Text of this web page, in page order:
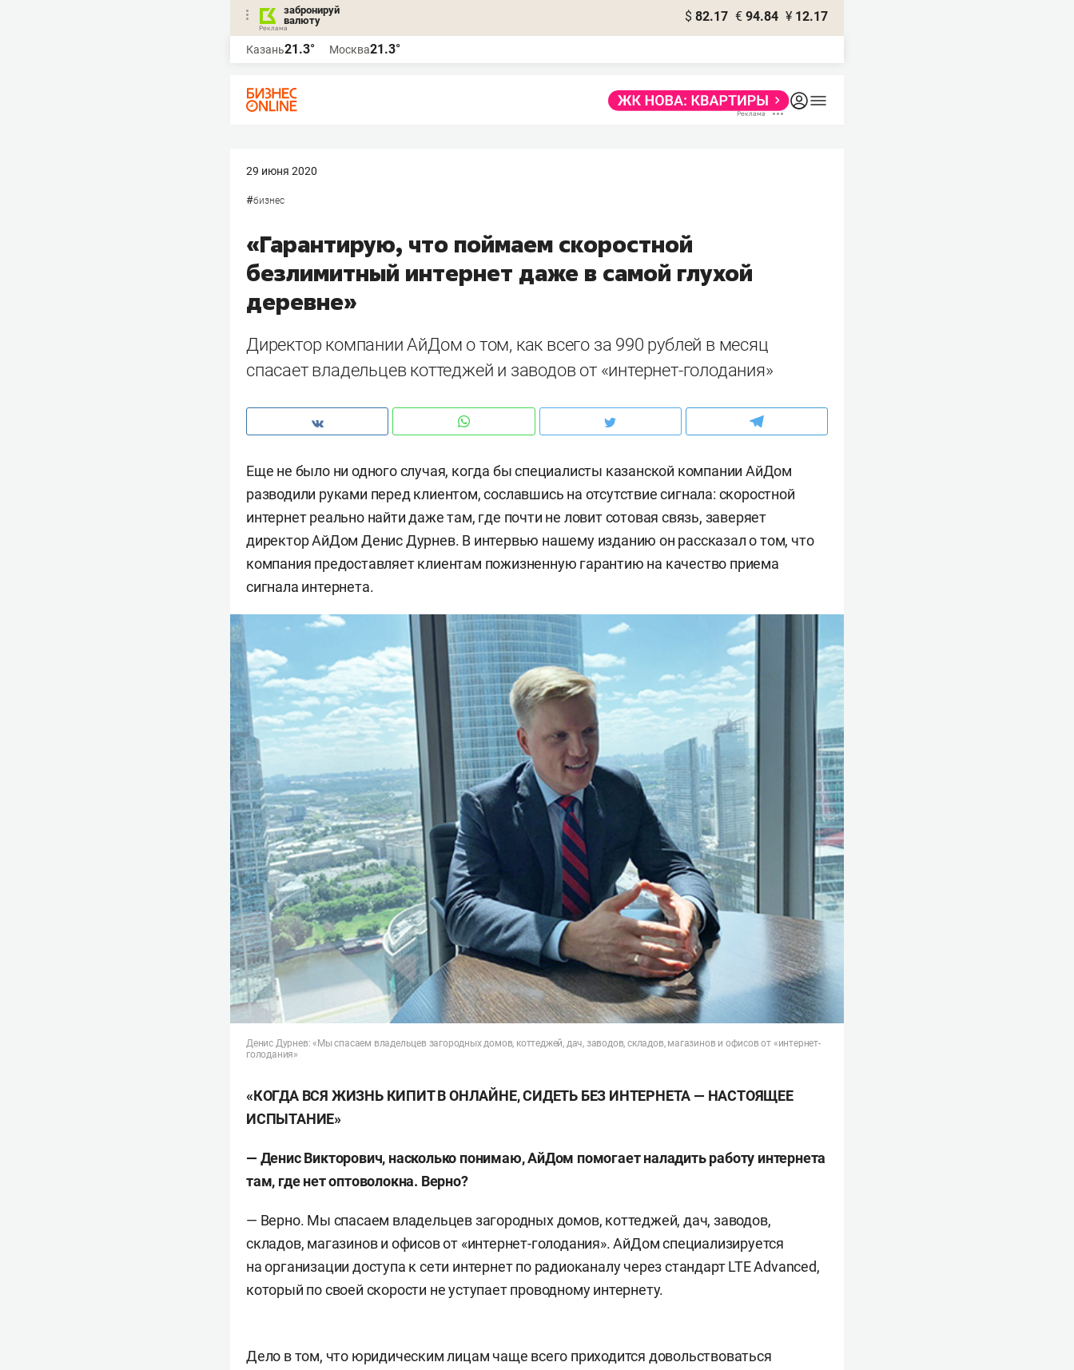
забронируй
валюту
$ 82.17 € 94.84 ¥ 12.17
Казань21.3° Москва21.3°
29 июня 2020
#бизнес
«Гарантирую, что поймаем скоростной
безлимитный интернет даже в самой глухой
деревне»
Директор компании АйДом о том, как всего за 990 рублей в месяц
спасает владельцев коттеджей и заводов от «интернет-голодания»
Еще не было ни одного случая, когда бы специалисты казанской компании АйДом
разводили руками перед клиентом, сославшись на отсутствие сигнала: скоростной
интернет реально найти даже там, где почти не ловит сотовая связь, заверяет
директор АйДом Денис Дурнев. В интервью нашему изданию он рассказал о том, что
компания предоставляет клиентам пожизненную гарантию на качество приема
сигнала интернета.
Денис Дурнев: «Мы спасаем владельцев загородных домов, коттеджей, дач, заводов, складов, магазинов и офисов от «интернет-
голодания»
«КОГДА ВСЯ ЖИЗНЬ КИПИТ В ОНЛАЙНЕ, СИДЕТЬ БЕЗ ИНТЕРНЕТА — НАСТОЯЩЕЕ
ИСПЫТАНИЕ»
— Денис Викторович, насколько понимаю, АйДом помогает наладить работу интернета
там, где нет оптоволокна. Верно?
— Верно. Мы спасаем владельцев загородных домов, коттеджей, дач, заводов,
складов, магазинов и офисов от «интернет-голодания». АйДом специализируется
на организации доступа к сети интернет по радиоканалу через стандарт LTE Advanced,
который по своей скорости не уступает проводному интернету.
Дело в том, что юридическим лицам чаще всего приходится довольствоваться